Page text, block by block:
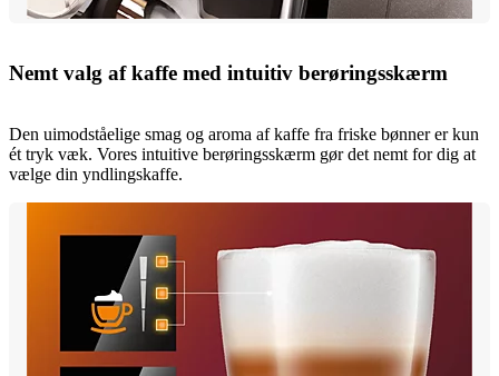
Nemt valg af kaffe med intuitiv berøringsskærm
Den uimodståelige smag og aroma af kaffe fra friske bønner er kun
ét tryk væk. Vores intuitive berøringsskærm gør det nemt for dig at
vælge din yndlingskaffe.